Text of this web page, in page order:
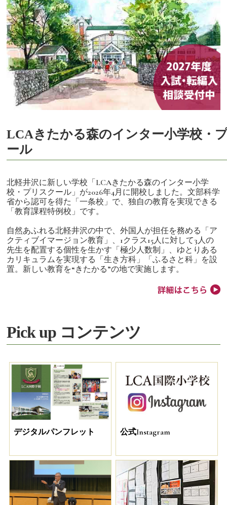
LCAきたかる森のインター小学校・
ール
北軽井沢に新しい学校「LCAきたかる森のインター小学
校・プリスクール」が2026年4月に開校しました。文部科学
省から認可を得た「一条校」で、独自の教育を実現できる
「教育課程特例校」です。
自然あふれる北軽井沢の中で、外国人が担任を務める「ア
クティブイマージョン教育」、1クラス15人に対して3人の
先生を配置する個性を生かす「極少人数制」、ゆとりある
カリキュラムを実現する「生き方科」「ふるさと科」を設
置。新しい教育を“きたかる”の地で実施します。
Pick up コンテンツ
デジタルパンフレット 公式Instagram